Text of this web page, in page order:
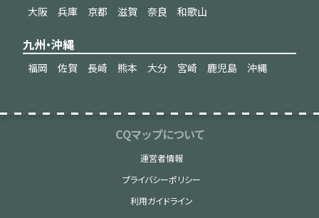
大阪 兵庫 京都 滋賀 奈良 和歌山
九州・沖縄
福岡 佐賀 長崎 熊本 大分 宮崎 鹿児島 沖縄
CQマップについて
運営者情報
プライバシーポリシー
利用ガイドライン